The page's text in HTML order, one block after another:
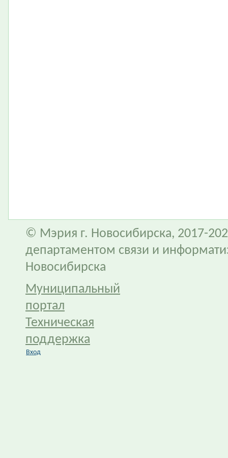
© Мэрия г. Новосибирска, 2017-
департаментом связи и
Новосибирска
Муниципальный
портал
Техническая
поддержка
Вход